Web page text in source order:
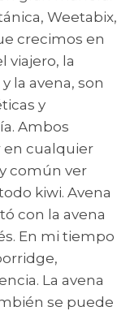
Weetabix,
crecimos en
viajero, la
la avena, son
y
Ambos
en cualquier
común ver
kiwi. Avena
con la avena
En mi tiempo
La avena
se puede